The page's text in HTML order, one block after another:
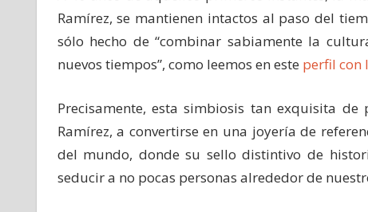
Ramírez, se mantienen intactos al paso del
sólo hecho de “combinar sabiamente la
nuevos tiempos”, como leemos en este perfil con
Precisamente, esta simbiosis tan exquisita
Ramírez, a convertirse en una joyería de
del mundo, donde su sello distintivo de
seducir a no pocas personas alrededor de